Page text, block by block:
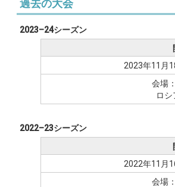
過去の大会
2023–24シーズン
2023年11月
会場
ロシ
2022–23シーズン
2022年11月
会場